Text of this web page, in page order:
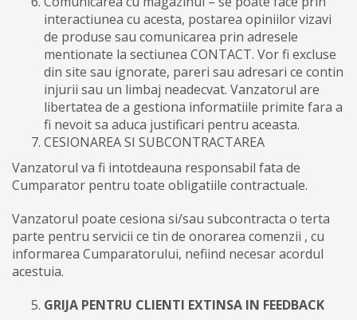
interactiunea cu acesta, postarea opiniilor vizavi
de produse sau comunicarea prin adresele
mentionate la sectiunea CONTACT. Vor fi excluse
din site sau ignorate, pareri sau adresari ce contin
injurii sau un limbaj neadecvat. Vanzatorul are
libertatea de a gestiona informatiile primite fara a
fi nevoit sa aduca justificari pentru aceasta.
CESIONAREA SI SUBCONTRACTAREA
Vanzatorul va fi intotdeauna responsabil fata de
Cumparator pentru toate obligatiile contractuale.
Vanzatorul poate cesiona si/sau subcontracta o terta
parte pentru servicii ce tin de onorarea comenzii , cu
informarea Cumparatorului, nefiind necesar acordul
acestuia.
GRIJA PENTRU CLIENTI EXTINSA IN FEEDBACK